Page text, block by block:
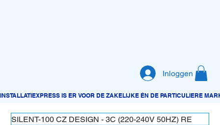
Inloggen
SILENT-100 CZ DESIGN - 3C (220-240V 50HZ) RE